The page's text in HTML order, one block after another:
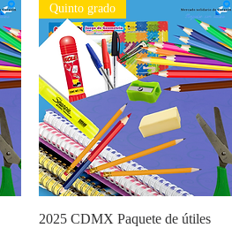
Quick View
Quinto grado
2025 CDMX Paquete de útiles